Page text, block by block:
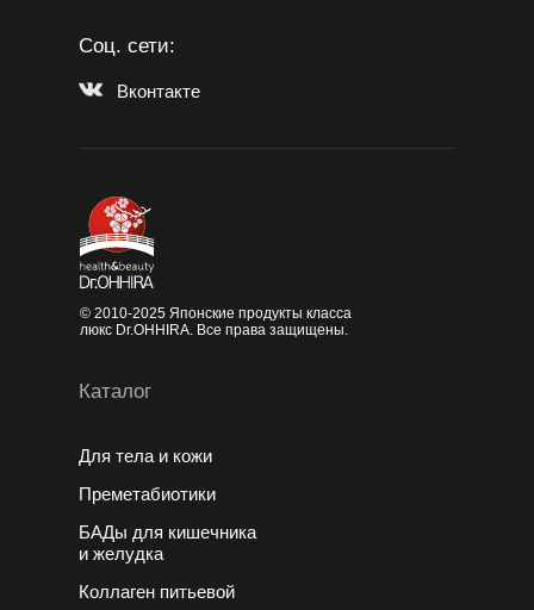
Каталог
Для тела и кожи
© 2010-2025 Японские продукты класса
люкс Dr.OHHIRA. Все права защищены.
Преметабиотики
БАДы для кишечника
и желудка
Коллаген питьевой
Соц. сети:
Вконтакте